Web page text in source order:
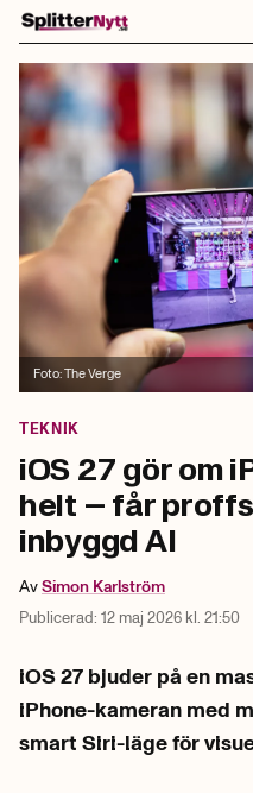
Hoppa till innehåll
Foto:The Verge
TEKNIK
iOS 27 gör om
helt – får
inbyggd AI
AvSimon Karlström
Publicerad: 12 maj 2026 kl. 21:50
iOS 27 bjuder på en
iPhone-kameran med
smart Siri-läge för